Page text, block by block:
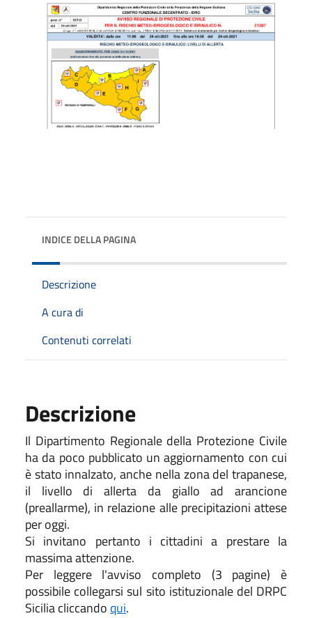
INDICE DELLA PAGINA
Descrizione
A cura di
Contenuti correlati
Descrizione
Il Dipartimento Regionale della Protezione Civile
ha da poco pubblicato un aggiornamento con cui
è stato innalzato, anche nella zona del trapanese,
il livello di allerta da giallo ad arancione
(preallarme), in relazione alle precipitazioni attese
per oggi.
Si invitano pertanto i cittadini a prestare la
massima attenzione.
Per leggere l'avviso completo (3 pagine) è
possibile collegarsi sul sito istituzionale del DRPC
Sicilia cliccando qui.